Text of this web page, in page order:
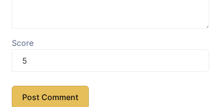
Score